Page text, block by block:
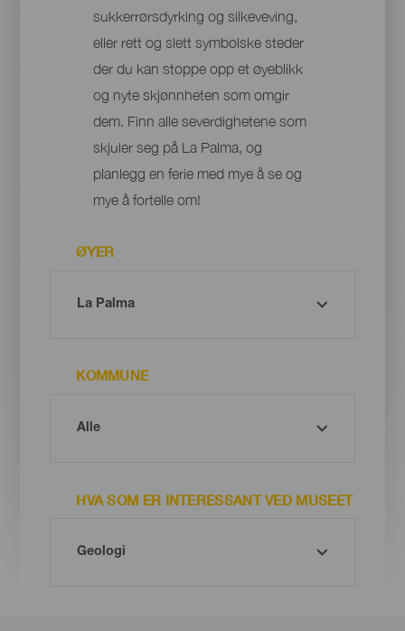
sukkerrørsdyrking og silkeveving,
eller rett og slett symbolske steder
der du kan stoppe opp et øyeblikk
og nyte skjønnheten som omgir
dem. Finn alle severdighetene som
skjuler seg på La Palma, og
planlegg en ferie med mye å se og
mye å fortelle om!
ØYER
KOMMUNE
HVA SOM ER INTERESSANT VED MUSEET